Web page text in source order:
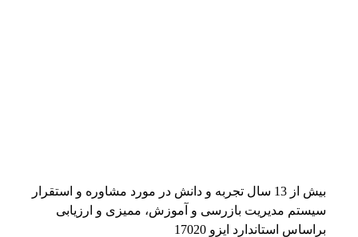
بیش از 13 سال تجربه و دانش در مورد مشاوره و استقرار
سیستم مدیریت بازرسی و آموزش، ممیزی و ارزیابی
براساس استاندارد ایزو 17020